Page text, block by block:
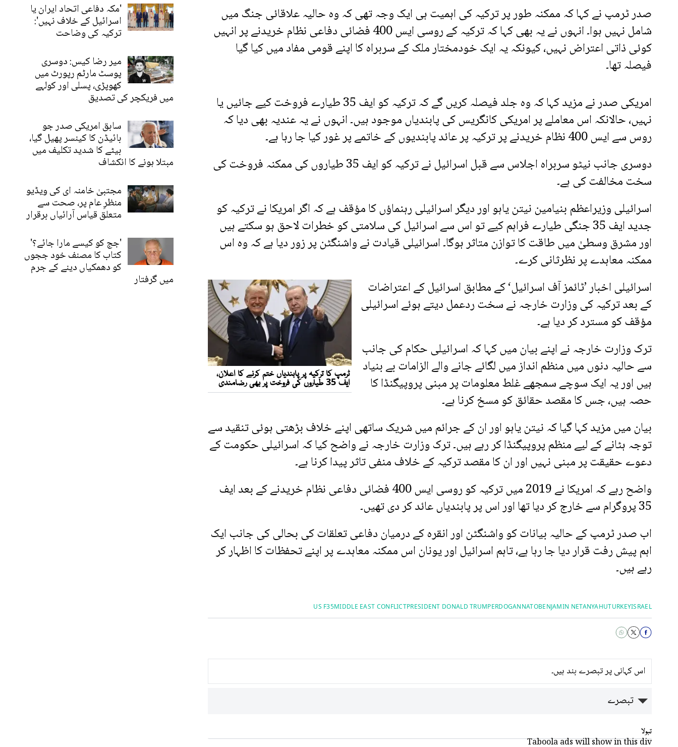
صدر ٹرمپ نے کہا کہ ممکنہ طور پر ترکیہ کی اہمیت ہی ایک وجہ تھی کہ وہ حالیہ علاقائی جنگ میں
شامل نہیں ہوا۔ انہوں نے یہ بھی کہا کہ ترکیہ کے روسی ایس 400 فضائی دفاعی نظام خریدنے پر انہیں
کوئی ذاتی اعتراض نہیں، کیونکہ یہ ایک خودمختار ملک کے سربراہ کا اپنے قومی مفاد میں کیا گیا
فیصلہ تھا۔
امریکی صدر نے مزید کہا کہ وہ جلد فیصلہ کریں گے کہ ترکیہ کو ایف 35 طیارے فروخت کیے جائیں یا
نہیں، حالانکہ اس معاملے پر امریکی کانگریس کی پابندیاں موجود ہیں۔ انہوں نے یہ عندیہ بھی دیا کہ
روس سے ایس 400 نظام خریدنے پر ترکیہ پر عائد پابندیوں کے خاتمے پر غور کیا جا رہا ہے۔
دوسری جانب نیٹو سربراہ اجلاس سے قبل اسرائیل نے ترکیہ کو ایف 35 طیاروں کی ممکنہ فروخت کی
سخت مخالفت کی ہے۔
اسرائیلی وزیراعظم بنیامین نیتن یاہو اور دیگر اسرائیلی رہنماؤں کا مؤقف ہے کہ اگر امریکا نے ترکیہ کو
جدید ایف 35 جنگی طیارے فراہم کیے تو اس سے اسرائیل کی سلامتی کو خطرات لاحق ہو سکتے ہیں
اور مشرق وسطیٰ میں طاقت کا توازن متاثر ہوگا۔ اسرائیلی قیادت نے واشنگٹن پر زور دیا ہے کہ وہ اس
ممکنہ معاہدے پر نظرثانی کرے۔
اسرائیلی اخبار ’ٹائمز آف اسرائیل‘ کے مطابق اسرائیل کے اعتراضات
کے بعد ترکیہ کی وزارت خارجہ نے سخت ردعمل دیتے ہوئے اسرائیلی
مؤقف کو مسترد کر دیا ہے۔
ترک وزارت خارجہ نے اپنے بیان میں کہا کہ اسرائیلی حکام کی جانب
سے حالیہ دنوں میں منظم انداز میں لگائے جانے والے الزامات بے بنیاد
ہیں اور یہ ایک سوچے سمجھے غلط معلومات پر مبنی پروپیگنڈا کا
حصہ ہیں، جس کا مقصد حقائق کو مسخ کرنا ہے۔
بیان میں مزید کہا گیا کہ نیتن یاہو اور ان کے جرائم میں شریک ساتھی اپنے خلاف بڑھتی ہوئی تنقید سے
توجہ ہٹانے کے لیے منظم پروپیگنڈا کر رہے ہیں۔ ترک وزارت خارجہ نے واضح کیا کہ اسرائیلی حکومت کے
دعوے حقیقت پر مبنی نہیں اور ان کا مقصد ترکیہ کے خلاف منفی تاثر پیدا کرنا ہے۔
واضح رہے کہ امریکا نے 2019 میں ترکیہ کو روسی ایس 400 فضائی دفاعی نظام خریدنے کے بعد ایف
35 پروگرام سے خارج کر دیا تھا اور اس پر پابندیاں عائد کر دی تھیں۔
اب صدر ٹرمپ کے حالیہ بیانات کو واشنگٹن اور انقرہ کے درمیان دفاعی تعلقات کی بحالی کی جانب ایک
اہم پیش رفت قرار دیا جا رہا ہے، تاہم اسرائیل اور یونان اس ممکنہ معاہدے پر اپنے تحفظات کا اظہار کر
رہے ہیں۔
ISRAEL
TURKEY
BENJAMIN NETANYAHU
NATO
ERDOGAN
PRESIDENT DONALD TRUMP
MIDDLE EAST CONFLICT
US F35
اس کہانی پر تبصرے بند ہیں۔
تبصرے
تبولا
Taboola ads will show in this div
'مکہ دفاعی اتحاد ایران یا
اسرائیل کے خلاف نہیں':
ترکیہ کی وضاحت
میر رضا کیس: دوسری
پوسٹ مارٹم رپورٹ میں
کھوپڑی، پسلی اور کولہے
میں فریکچر کی تصدیق
سابق امریکی صدر جو
بائیڈن کا کینسر پھیل گیا،
بیٹے کا شدید تکلیف میں
مبتلا ہونے کا انکشاف
مجتبیٰ خامنہ ای کی ویڈیو
منظرِ عام پر، صحت سے
متعلق قیاس آرائیاں برقرار
'جج کو کیسے مارا جائے؟'
کتاب کا مصنف خود ججوں
کو دھمکیاں دینے کے جرم
میں گرفتار